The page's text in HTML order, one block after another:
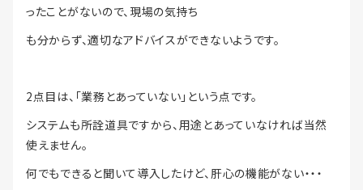
ったことがないので、現場の気持ち
も分からず、適切なアドバイスができないようです。
2点目は、「業務とあっていない」という点です。
システムも所詮道具ですから、用途とあっていなければ当然
使えません。
何でもできると聞いて導入したけど、肝心の機能がない・・・